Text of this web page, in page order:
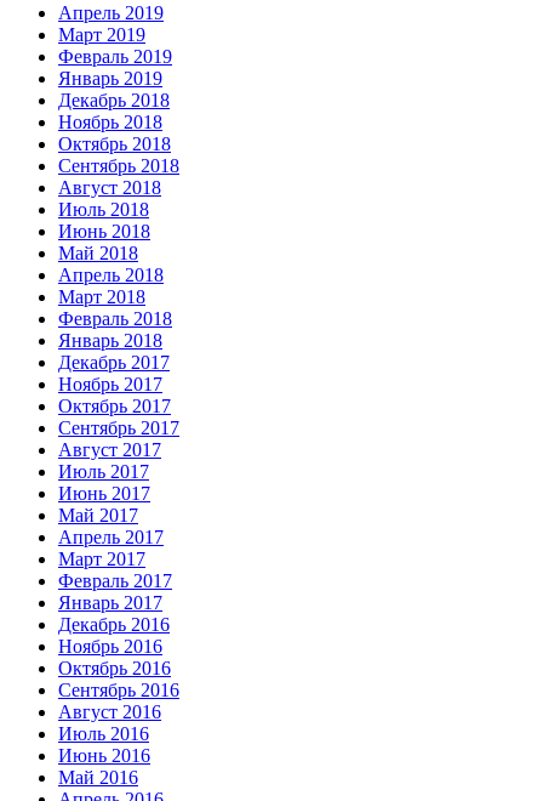
Апрель 2019
Март 2019
Февраль 2019
Январь 2019
Декабрь 2018
Ноябрь 2018
Октябрь 2018
Сентябрь 2018
Август 2018
Июль 2018
Июнь 2018
Май 2018
Апрель 2018
Март 2018
Февраль 2018
Январь 2018
Декабрь 2017
Ноябрь 2017
Октябрь 2017
Сентябрь 2017
Август 2017
Июль 2017
Июнь 2017
Май 2017
Апрель 2017
Март 2017
Февраль 2017
Январь 2017
Декабрь 2016
Ноябрь 2016
Октябрь 2016
Сентябрь 2016
Август 2016
Июль 2016
Июнь 2016
Май 2016